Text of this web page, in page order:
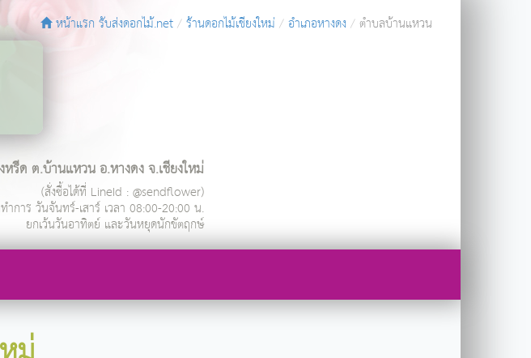
หน้าแรก รับส่งดอกไม้.net ร้านดอกไม้เชียงใหม่ อำเภอหางดง
ตำบลบ้านแหวน
หรีด ต.บ้านแหวน อ.หางดง จ.เชียงใหม่
(สั่งซื้อได้ที่ LineId : @sendflower)
ำการ วันจันทร์-เสาร์ เวลา 08:00-20:00 น.
ยกเว้นวันอาทิตย์ และวันหยุดนักขัตฤกษ์